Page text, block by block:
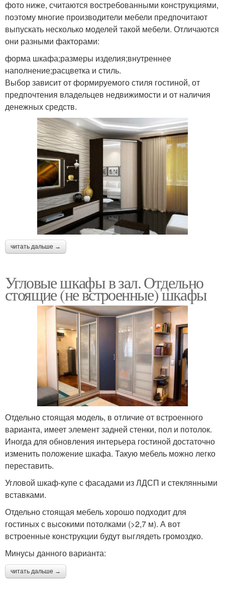
фото ниже, считаются востребованными конструкциями,
поэтому многие производители мебели предпочитают
выпускать несколько моделей такой мебели. Отличаются
они разными факторами:
форма шкафа;размеры изделия;внутреннее
наполнение;расцветка и стиль.
Выбор зависит от формируемого стиля гостиной, от
предпочтения владельцев недвижимости и от наличия
денежных средств.
читать дальше →
Угловые шкафы в зал. Отдельно
стоящие (не встроенные) шкафы
Отдельно стоящая модель, в отличие от встроенного
варианта, имеет элемент задней стенки, пол и потолок.
Иногда для обновления интерьера гостиной достаточно
изменить положение шкафа. Такую мебель можно легко
переставить.
Угловой шкаф-купе с фасадами из ЛДСП и стеклянными
вставками.
Отдельно стоящая мебель хорошо подходит для
гостиных с высокими потолками (>2,7 м). А вот
встроенные конструкции будут выглядеть громоздко.
Минусы данного варианта:
читать дальше →